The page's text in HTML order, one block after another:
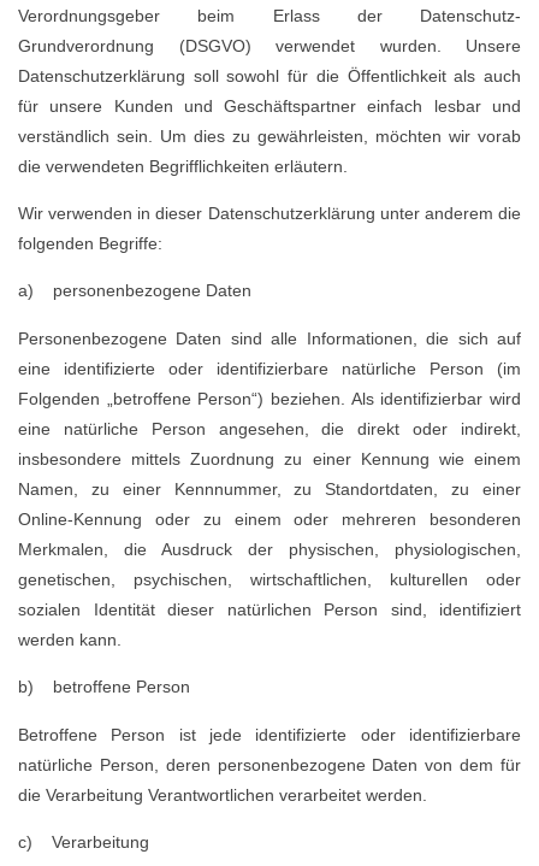
Verordnungsgeber beim Erlass der Datenschutz-
Grundverordnung (DSGVO) verwendet wurden. Unsere
Datenschutzerklärung soll sowohl für die Öffentlichkeit als auch
für unsere Kunden und Geschäftspartner einfach lesbar und
verständlich sein. Um dies zu gewährleisten, möchten wir vorab
die verwendeten Begrifflichkeiten erläutern.
Wir verwenden in dieser Datenschutzerklärung unter anderem die
folgenden Begriffe:
a) personenbezogene Daten
Personenbezogene Daten sind alle Informationen, die sich auf
eine identifizierte oder identifizierbare natürliche Person (im
Folgenden „betroffene Person“) beziehen. Als identifizierbar wird
eine natürliche Person angesehen, die direkt oder indirekt,
insbesondere mittels Zuordnung zu einer Kennung wie einem
Namen, zu einer Kennnummer, zu Standortdaten, zu einer
Online-Kennung oder zu einem oder mehreren besonderen
Merkmalen, die Ausdruck der physischen, physiologischen,
genetischen, psychischen, wirtschaftlichen, kulturellen oder
sozialen Identität dieser natürlichen Person sind, identifiziert
werden kann.
b) betroffene Person
Betroffene Person ist jede identifizierte oder identifizierbare
natürliche Person, deren personenbezogene Daten von dem für
die Verarbeitung Verantwortlichen verarbeitet werden.
c) Verarbeitung